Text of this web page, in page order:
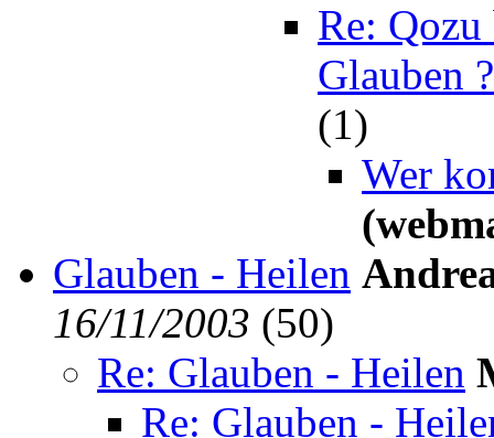
Re:
Glauben
(1)
Wer
Glauben - Heilen
16/11/2003 (50)
Re: Glauben - Heilen
Re: Glauben -